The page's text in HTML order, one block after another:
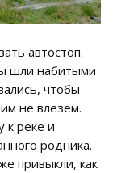
автостоп.
шли набитыми
чтобы
не влезем.
к реке и
родника.
привыкли, как